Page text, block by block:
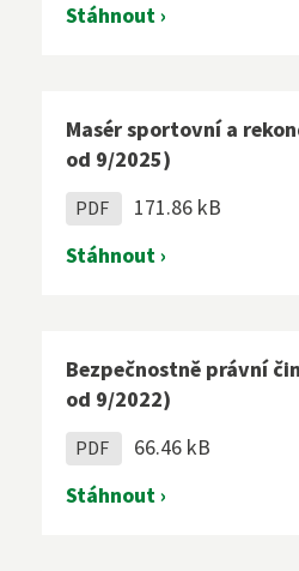
Stáhnout ›
Masér sportovní a
od 9/2025)
PDF
171.86 kB
Stáhnout ›
Bezpečnostně právní
od 9/2022)
PDF
66.46 kB
Stáhnout ›